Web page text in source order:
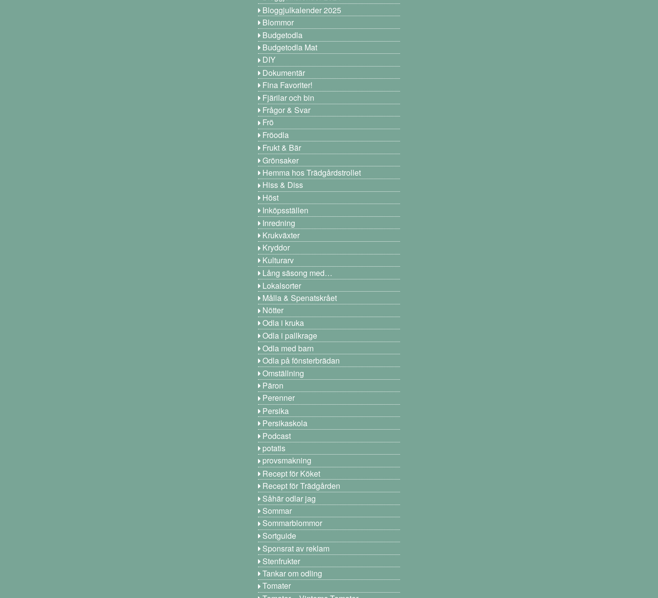
Bloggjulkalender 2025
Blommor
Budgetodla
Budgetodla Mat
DIY
Dokumentär
Fina Favoriter!
Fjärilar och bin
Frågor & Svar
Frö
Fröodla
Frukt & Bär
Grönsaker
Hemma hos Trädgårdstrollet
Hiss & Diss
Höst
Inköpsställen
Inredning
Krukväxter
Kryddor
Kulturarv
Lång säsong med…
Lokalsorter
Målla & Spenatskrået
Nötter
Odla i kruka
Odla i pallkrage
Odla med barn
Odla på fönsterbrädan
Omställning
Päron
Perenner
Persika
Persikaskola
Podcast
potatis
provsmakning
Recept för Köket
Recept för Trädgården
Såhär odlar jag
Sommar
Sommarblommor
Sortguide
Sponsrat av reklam
Stenfrukter
Tankar om odling
Tomater